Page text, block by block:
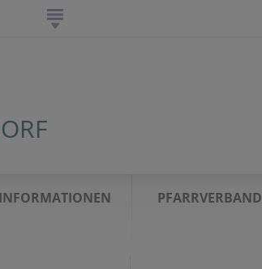
INFORMATIONEN PFARRVERBAND